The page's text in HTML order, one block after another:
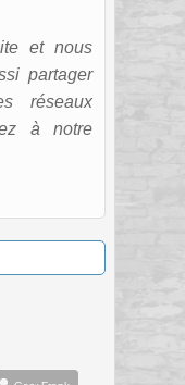
et nous
partager
réseaux
à notre